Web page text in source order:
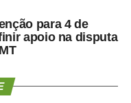
para 4 de
apoio na disputa